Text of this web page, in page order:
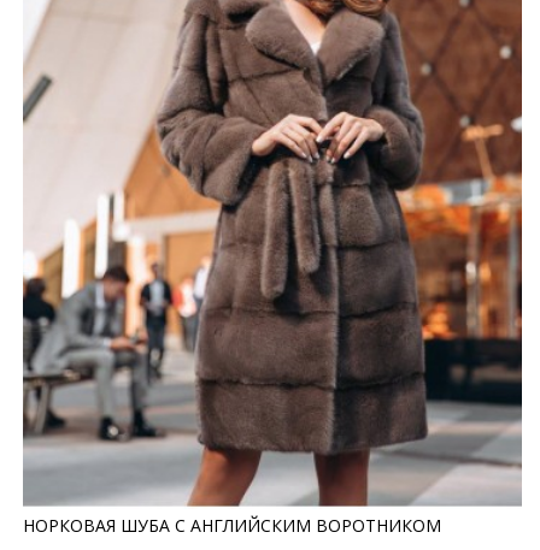
НОРКОВАЯ ШУБА С АНГЛИЙСКИМ ВОРОТНИКОМ